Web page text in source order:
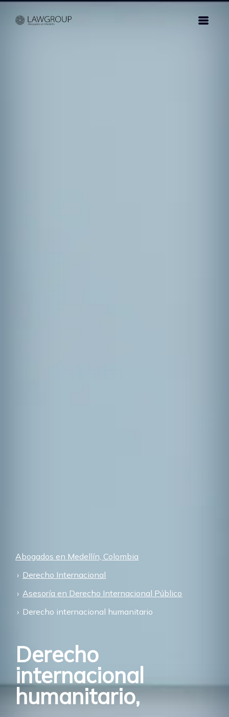
Abogados en Medellín, Colombia
Derecho Internacional
Asesoría en Derecho Internacional Público
Derecho internacional humanitario
Derecho
internacional
humanitario,